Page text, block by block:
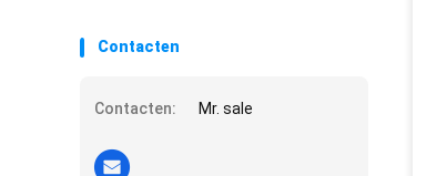
Contacten
Contacten: Mr. sale